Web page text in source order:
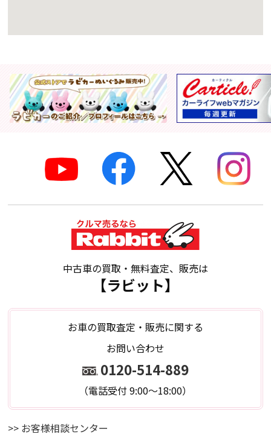
中古車の買取・無料査定、販売は
【ラビット】
お車の買取査定・販売に関する
お問い合わせ
0120-514-889
（電話受付 9:00～18:00）
>> お客様相談センター